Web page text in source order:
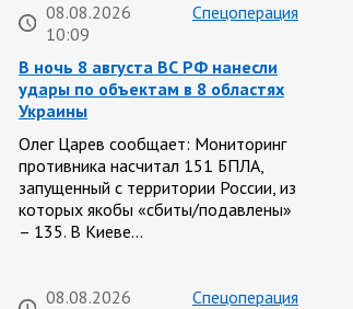
08.08.2026
10:09
Спецоперация
В ночь 8 августа ВС РФ нанесли
удары по объектам в 8 областях
Украины
Олег Царев сообщает: Мониторинг
противника насчитал 151 БПЛА,
запущенный с территории России, из
которых якобы «сбиты/подавлены»
– 135. В Киеве…
08.08.2026
Спецоперация